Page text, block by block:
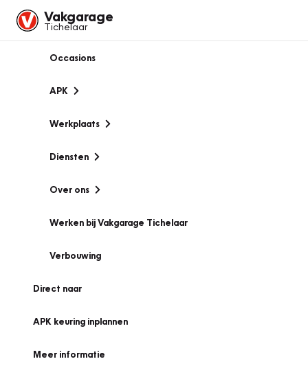
Vakgarage
Tichelaar
Occasions
APK
Werkplaats
Diensten
Over ons
Werken bij Vakgarage Tichelaar
Verbouwing
Direct naar
APK keuring inplannen
Meer informatie